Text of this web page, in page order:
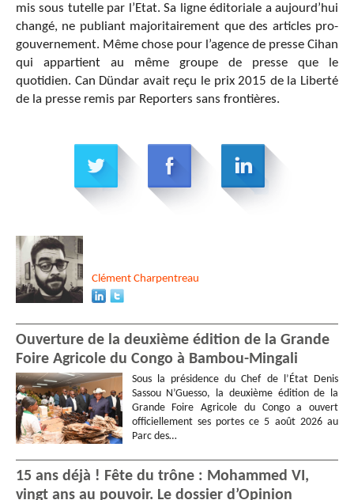
mis sous tutelle par l’Etat. Sa ligne éditoriale a aujourd’hui
changé, ne publiant majoritairement que des articles pro-
gouvernement. Même chose pour l’agence de presse Cihan
qui appartient au même groupe de presse que le
quotidien. Can Dündar avait reçu le prix 2015 de la Liberté
de la presse remis par Reporters sans frontières.
Clément Charpentreau
Ouverture de la deuxième édition de la Grande
Foire Agricole du Congo à Bambou-Mingali
Sous la présidence du Chef de l’État Denis
Sassou N’Guesso, la deuxième édition de la
Grande Foire Agricole du Congo a ouvert
officiellement ses portes ce 5 août 2026 au
Parc des…
15 ans déjà ! Fête du trône : Mohammed VI,
vingt ans au pouvoir. Le dossier d’Opinion